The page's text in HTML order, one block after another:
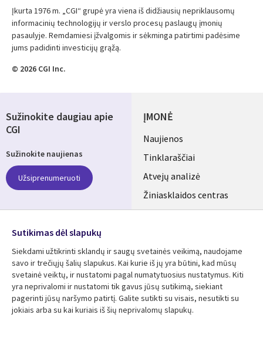
Įkurta 1976 m. „CGI“ grupė yra viena iš didžiausių nepriklausomų
informacinių technologijų ir verslo procesų paslaugų įmonių
pasaulyje. Remdamiesi įžvalgomis ir sėkminga patirtimi padėsime
jums padidinti investicijų grąžą.
© 2026 CGI Inc.
ĮMONĖ
Useful
links
LITHUANIA
Naujienos
Tinklaraščiai
Atvejų analizė
Žiniasklaidos centras
Aljansus
Išteklių centras
Library
Atvejų analizės
Pagalba
Legal
Taisyklės
Sužinokite daugiau apie
CGI
Sužinokite naujienas
Užsiprenumeruoti
Media
LITHUANIA
Sutikimas dėl slapukų
Siekdami užtikrinti sklandų ir saugų svetainės veikimą, naudojame
savo ir trečiųjų šalių slapukus. Kai kurie iš jų yra būtini, kad mūsų
svetainė veiktų, ir nustatomi pagal numatytuosius nustatymus. Kiti
yra neprivalomi ir nustatomi tik gavus jūsų sutikimą, siekiant
pagerinti jūsų naršymo patirtį. Galite sutikti su visais, nesutikti su
jokiais arba su kai kuriais iš šių neprivalomų slapukų.